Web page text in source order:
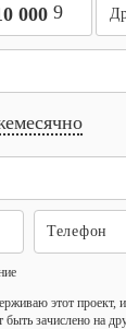
0009
этот проект,
зачислено на